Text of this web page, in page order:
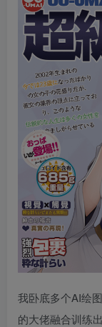
我卧底多个AI绘
的大佬融合训练